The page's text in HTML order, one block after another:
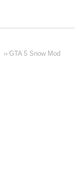
›› GTA 5 Snow Mod